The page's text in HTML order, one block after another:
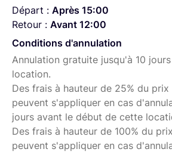
Spécialement conçu pour la capture à
nouveau capteur d'image HDR carré
champ d'image à 360° qu'un capteur
pouce, tout en augmentant
%. Cela se traduit par une qualité
et une consommation d'énergie
boîtier de caméra ultra-compact et
Retrouvez tous nos produits ici :
https://www.lightyshare.com/
Départ : Après 15:00
Retour : Avant 12:00
Conditions d'annulation
Annulation gratuite jusqu'à 10
location.
Des frais à hauteur de 25% du
peuvent s'appliquer en cas
jours avant le début de cette
Des frais à hauteur de 100% du
peuvent s'appliquer en cas